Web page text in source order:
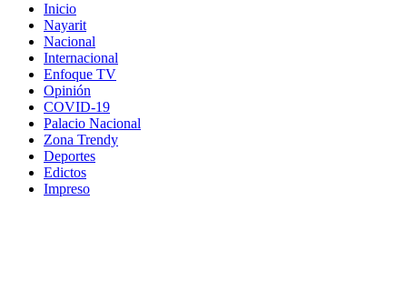
Inicio
Nayarit
Nacional
Internacional
Enfoque TV
Opinión
COVID-19
Palacio Nacional
Zona Trendy
Deportes
Edictos
Impreso